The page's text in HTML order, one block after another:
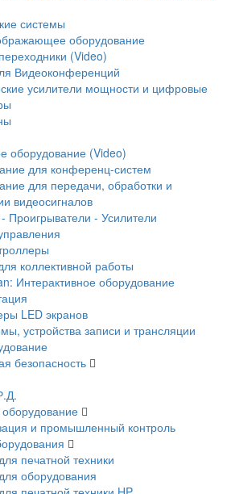
системы
оборудование
(Video)
Видеоконференций
усилители мощности и цифровые
оборудование (Video)
для конференц-систем
для передачи, обработки и
видеосигналов
Проигрыватели - Усилители
коллективной работы
Интерактивное оборудование
LED экранов
устройства записи и трансляции
безопасность
и промышленный контроль
печатной техники
оборудования